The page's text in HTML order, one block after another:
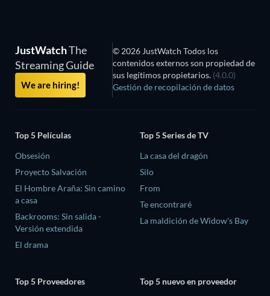
JustWatchThe
Streaming Guide
We are hiring!
© 2026 JustWatch Todos los
contenidos externos son propiedad de
sus legítimos propietarios. (4.0.0)
Gestión de recopilación de datos
Top 5 Películas
Obsesión
Proyecto Salvación
El Hombre Araña: Sin camino
a casa
Backrooms: Sin salida -
Versión extendida
El drama
Top 5 Series de TV
La casa del dragón
Silo
From
Te encontraré
La maldición de Widow's Bay
Top 5 Proveedores
Top 5 nuevo en proveedor